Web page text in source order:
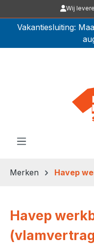
Ga naar de hoofdinhoud
Wij
Vakantiesluiting:
Merken Havep
Havep